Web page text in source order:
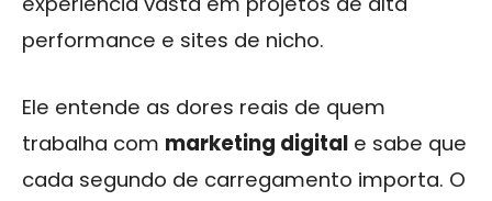
performance e sites de nicho.
Ele entende as dores reais de quem
trabalha com marketing digital e sabe que
cada segundo de carregamento importa. O